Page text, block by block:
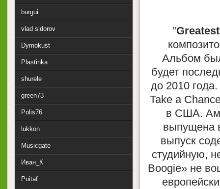
"
Альбом
будет
до 2010
Take a
в США.
выпущена
выпуск
студийную,
Boogie» не
burgui
vlad sidorov
Dymokust
Plastinka
shurele
green73
Polis76
lukkon
Musicgate
Иван_К
Poitaf